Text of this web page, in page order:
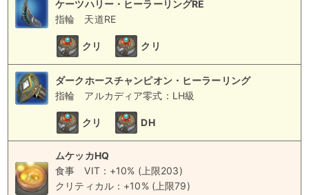
ケーツハリー・ヒーラーリングRE
指輪
天道RE
クリ クリ
ダークホースチャンピオン・ヒーラーリング
指輪
アルカディア零式：LH級
クリ DH
ムケッカHQ
食事
VIT：+10% (上限203)
クリティカル：+10% (上限79)